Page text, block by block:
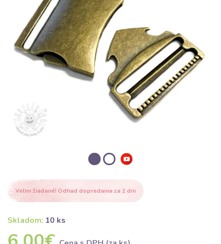
Veľmi žiadané! Odhad dopredania za 2 dni
Skladom: 10 ks